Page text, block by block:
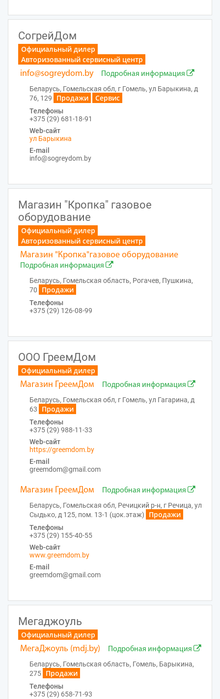
СогрейДом
Официальный дилер
Авторизованный сервисный центр
info@sogreydom.by
Подробная информация
Беларусь, Гомельская обл, г Гомель, ул Барыкина, д
76, 129
Продажи Сервис
Телефоны
+375 (29) 681-18-91
Web-сайт
ул Барыкина
E-mail
info@sogreydom.by
Магазин "Кропка" газовое
оборудование
Официальный дилер
Авторизованный сервисный центр
Магазин "Кропка"газовое оборудование
Подробная информация
Беларусь, Гомельская область, Рогачев, Пушкина,
70
Продажи
Телефоны
+375 (29) 126-08-99
ООО ГреемДом
Официальный дилер
Магазин ГреемДом
Подробная информация
Беларусь, Гомельская обл, г Гомель, ул Гагарина, д
63
Продажи
Телефоны
+375 (29) 988-11-33
Web-сайт
https://greemdom.by
E-mail
greemdom@gmail.com
Магазин ГреемДом
Подробная информация
Беларусь, Гомельская обл, Речицкий р-н, г Речица, ул
Сыдько, д 125, пом. 13-1 (цок.этаж)
Продажи
Телефоны
+375 (29) 155-40-55
Web-сайт
www.greemdom.by
E-mail
greemdom@gmail.com
Мегаджоуль
Официальный дилер
МегаДжоуль (mdj.by)
Подробная информация
Беларусь, Гомельская область, Гомель, Барыкина,
275
Продажи
Телефоны
+375 (29) 658-71-93